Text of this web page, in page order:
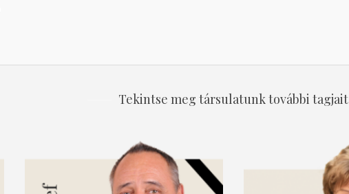
Tekintse meg társulatunk további tagjait